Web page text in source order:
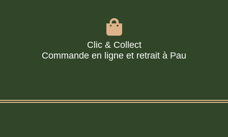
Clic & Collect
Commande en ligne et retrait à Pau